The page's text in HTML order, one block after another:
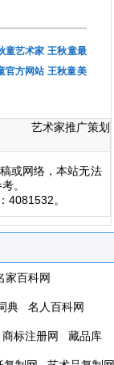
童艺术家 王秋童最
官方网站 王秋童美
艺术家推广策划
或网络，本站无法
。
4081532。
家百科网
典 名人百科网
商标注册网 藏品库